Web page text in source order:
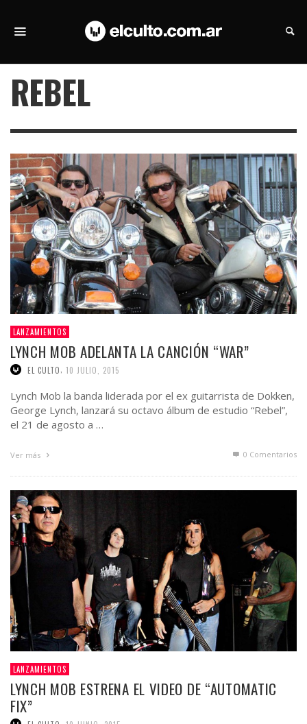
REBEL
LANZAMIENTOS
LYNCH MOB ADELANTA LA CANCIÓN “WAR”
EL CULTO 10 JULIO, 2015
Lynch Mob la banda liderada por el ex guitarrista de Dokken,
George Lynch, lanzará su octavo álbum de estudio “Rebel”,
el 21 de agosto a …
Ver más 0 Comentarios
LANZAMIENTOS
LYNCH MOB ESTRENA EL VIDEO DE “AUTOMATIC
FIX”